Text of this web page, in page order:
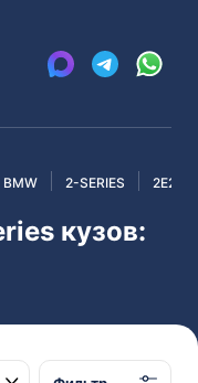
BMW 2-SERIES 2E20
кузов: